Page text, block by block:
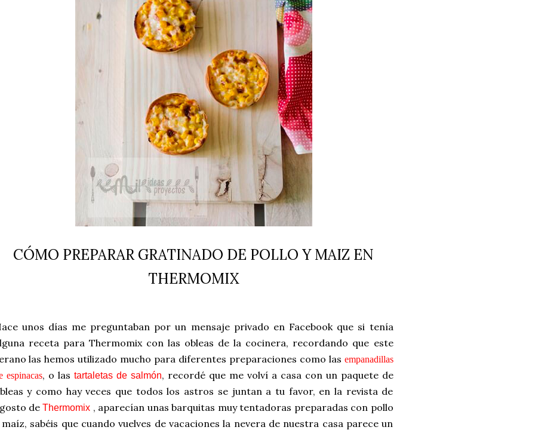
CÓMO PREPARAR GRATINADO DE POLLO Y MAIZ EN
THERMOMIX
unos días me preguntaban por un mensaje privado en Facebook que si tenía
receta para Thermomix con las obleas de la cocinera, recordando que este
las hemos utilizado mucho para diferentes preparaciones como las empanadillas
espinacas, o las tartaletas de salmón, recordé que me volví a casa con un paquete de
y como hay veces que todos los astros se juntan a tu favor, en la revista de
deThermomix , aparecían unas barquitas muy tentadoras preparadas con pollo
maíz, sabéis que cuando vuelves de vacaciones la nevera de nuestra casa parece un